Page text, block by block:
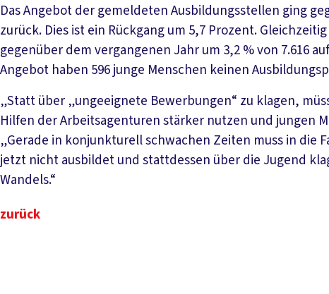
Das Angebot der gemeldeten Ausbildungsstellen ging
zurück. Dies ist ein Rückgang um 5,7 Prozent.
gegenüber dem vergangenen Jahr um 3,2 % von 7.616
Angebot haben 596 junge Menschen keinen
„Statt über „ungeeignete Bewerbungen“ zu klagen,
Hilfen der Arbeitsagenturen stärker nutzen und jungen
„Gerade in konjunkturell schwachen Zeiten muss in die
jetzt nicht ausbildet und stattdessen über die Jugend
Wandels.“
zurück